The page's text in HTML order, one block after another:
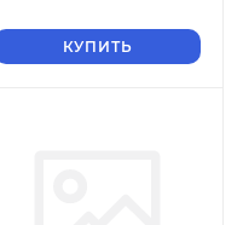
КУПИТЬ